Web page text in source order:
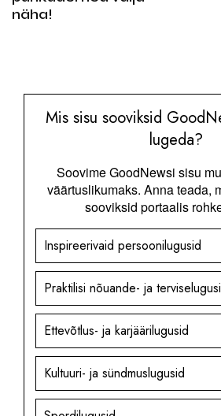
näha!
Mis sisu sooviksid
lugeda?
Soovime GoodNewsi sisu
väärtuslikumaks. Anna teada,
sooviksid portaalis
Inspireerivaid persoonilugusid
Praktilisi nõuande- ja
Ettevõtlus- ja karjäärilugusid
Kultuuri- ja sündmuslugusid